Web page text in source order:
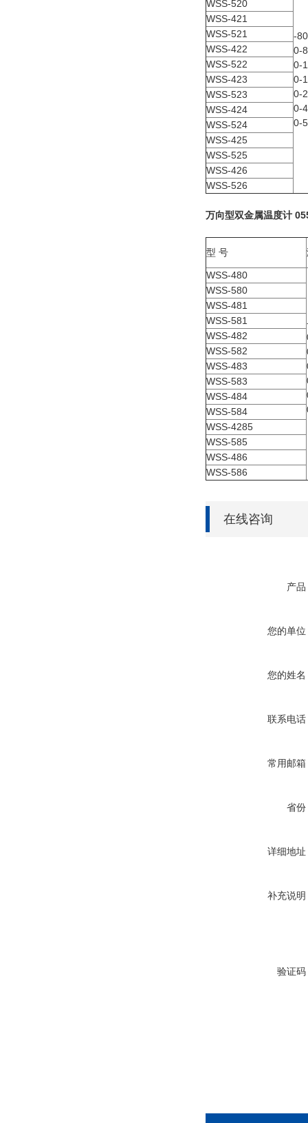
-
0-
0-
0-
0-
0-
0-
WSS-520
WSS-421
WSS-521
WSS-422
WSS-522
WSS-423
WSS-523
WSS-424
WSS-524
WSS-425
WSS-525
WSS-426
WSS-526
万向型双金属温度计
型 号
WSS-480
WSS-580
WSS-481
WSS-581
WSS-482
WSS-582
WSS-483
WSS-583
WSS-484
WSS-584
WSS-4285
WSS-585
WSS-486
WSS-586
在线咨询
产品
您的单位
您的姓名
联系电话
常用邮箱
省份
详细地址
补充说明
验证码